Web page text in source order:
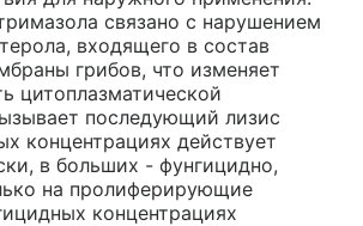
связано с нарушением
входящего в состав
грибов, что изменяет
цитоплазматической
последующий лизис
концентрациях действует
в больших - фунгицидно,
на пролиферирующие
концентрациях